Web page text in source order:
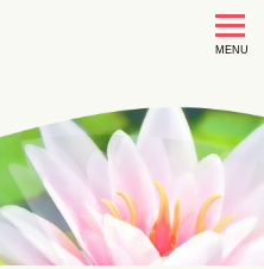
toggle
MENU